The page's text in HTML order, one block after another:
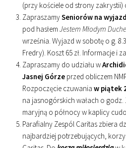
(przy kościele od strony zakrystii)
ZapraszamySeniorów na
pod hasłem Jestem Młodym
września. Wyjazd w sobotę o g.
Fredry). Koszt 65 zł. Informacje i
Zapraszamy do udziału w
Jasnej Górze przed obliczem
Rozpoczęcie czuwania w piątek
na jasnogórskich wałach o godz.
maryjną o północy w kaplicy
Parafialny Zespól Caritas zbiera
najbardziej potrzebujących,